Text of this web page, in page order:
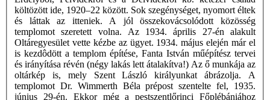
költözött ide, 1920–22 között. Sok szegénységet, nyomort éltek
és láttak az itteniek. A jól összekovácsolódott közösség
templomot szeretett volna. Az 1934. április 27-én alakult
Oltáregyesület vette kézbe az ügyet. 1934. május elején már el
is kezdôdött a templom építése, Fanta István műépítész tervei
és irányítása révén (négy lakás lett átalakítva!) Az ő munkája az
oltárkép is, mely Szent László királyunkat ábrázolja. A
templomot Dr. Wimmerth Béla prépost szentelte fel, 1935.
június 29-én. Ekkor még a pestszentlőrinci Főplébániához